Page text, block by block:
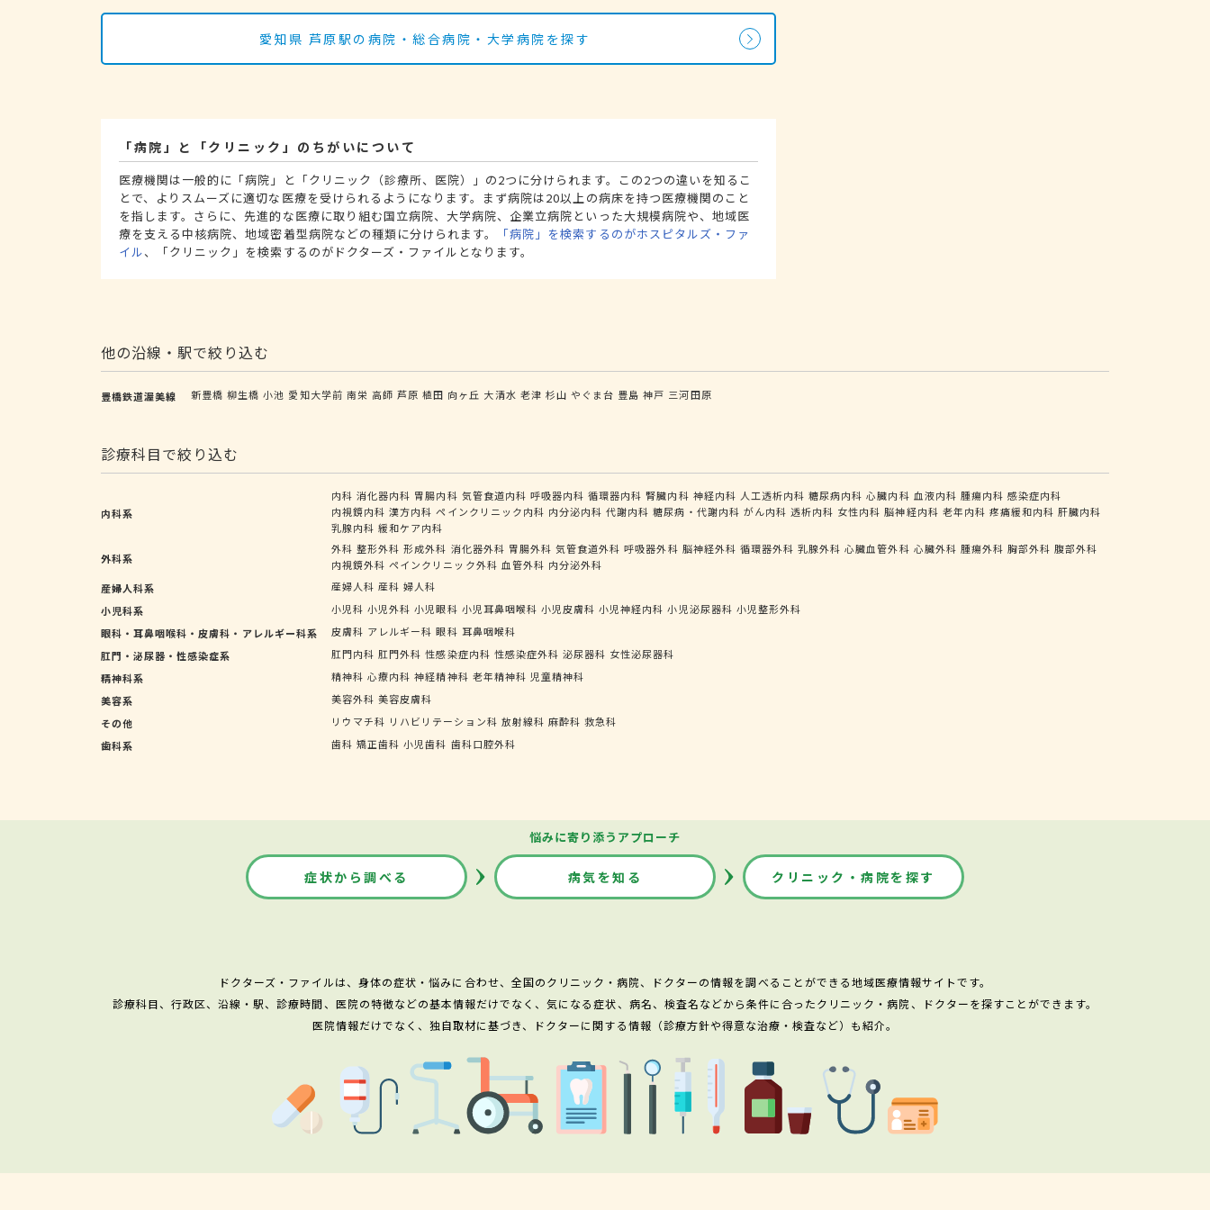
愛知県 芦原駅の病院・総合病院・大学病院を探す
「病院」と「クリニック」のちがいについて
医療機関は一般的に「病院」と「クリニック（診療所、医院）」の2つに分けられます。この2つの違いを知るこ
とで、よりスムーズに適切な医療を受けられるようになります。まず病院は20以上の病床を持つ医療機関のこと
を指します。さらに、先進的な医療に取り組む国立病院、大学病院、企業立病院といった大規模病院や、地域医
療を支える中核病院、地域密着型病院などの種類に分けられます。
「病院」を検索するのがホスピタルズ・ファ
イル、「クリニック」を検索するのがドクターズ・ファイルとなります。
他の沿線・駅で絞り込む
豊橋鉄道渥美線 新豊橋 柳生橋 小池 愛知大学前 南栄 高師 芦原 植田 向ヶ丘 大清水 老津 杉山 やぐま台 豊島 神戸 三河田原
診療科目で絞り込む
内科系
内科 消化器内科 胃腸内科 気管食道内科 呼吸器内科 循環器内科 腎臓内科 神経内科 人工透析内科 糖尿病内科 心臓内科 血液内科 腫瘍内科 感染症内科
内視鏡内科 漢方内科 ペインクリニック内科 内分泌内科 代謝内科 糖尿病・代謝内科 がん内科 透析内科 女性内科 脳神経内科 老年内科 疼痛緩和内科 肝臓内科
乳腺内科 緩和ケア内科
外科系
外科 整形外科 形成外科 消化器外科 胃腸外科 気管食道外科 呼吸器外科 脳神経外科 循環器外科 乳腺外科 心臓血管外科 心臓外科 腫瘍外科 胸部外科 腹部外科
内視鏡外科 ペインクリニック外科 血管外科 内分泌外科
産婦人科系
産婦人科 産科 婦人科
小児科系
小児科 小児外科 小児眼科 小児耳鼻咽喉科 小児皮膚科 小児神経内科 小児泌尿器科 小児整形外科
眼科・耳鼻咽喉科・皮膚科・アレルギー科系
皮膚科 アレルギー科 眼科 耳鼻咽喉科
肛門・泌尿器・性感染症系
肛門内科 肛門外科 性感染症内科 性感染症外科 泌尿器科 女性泌尿器科
精神科系
精神科 心療内科 神経精神科 老年精神科 児童精神科
美容系
美容外科 美容皮膚科
その他
リウマチ科 リハビリテーション科 放射線科 麻酔科 救急科
歯科系
歯科 矯正歯科 小児歯科 歯科口腔外科
悩みに寄り添うアプローチ
症状から調べる 病気を知る クリニック・病院を探す
ドクターズ・ファイルは、身体の症状・悩みに合わせ、全国のクリニック・病院、ドクターの情報を調べることができる地域医療情報サイトです。
診療科目、行政区、沿線・駅、診療時間、医院の特徴などの基本情報だけでなく、気になる症状、病名、検査名などから条件に合ったクリニック・病院、ドクターを探すことができます。
医院情報だけでなく、独自取材に基づき、ドクターに関する情報（診療方針や得意な治療・検査など）も紹介。